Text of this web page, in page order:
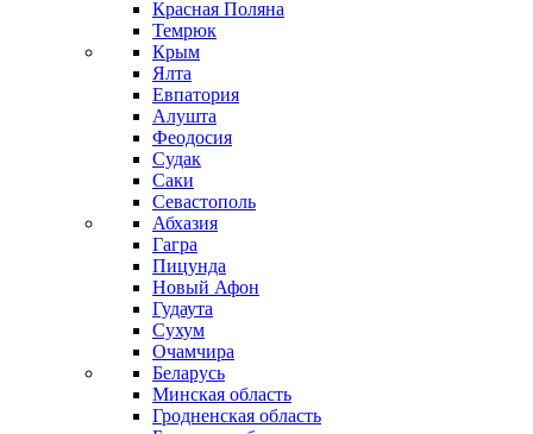
Красная Поляна
Темрюк
Крым
Ялта
Евпатория
Алушта
Феодосия
Судак
Саки
Севастополь
Абхазия
Гагра
Пицунда
Новый Афон
Гудаута
Сухум
Очамчира
Беларусь
Минская область
Гродненская область